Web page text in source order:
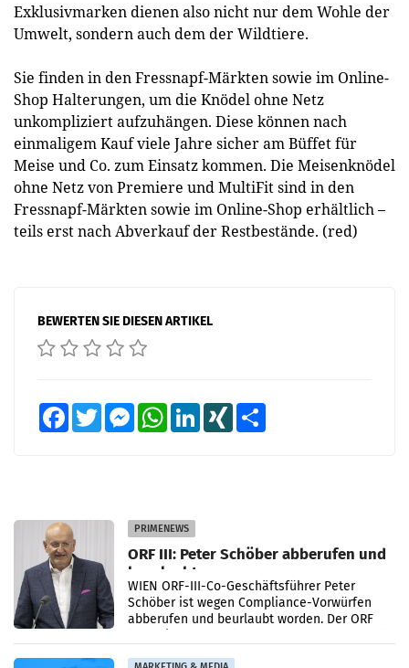
Exklusivmarken dienen also nicht nur dem Wohle der
Umwelt, sondern auch dem der Wildtiere.
Sie finden in den Fressnapf-Märkten sowie im Online-
Shop Halterungen, um die Knödel ohne Netz
unkompliziert aufzuhängen. Diese können nach
einmaligem Kauf viele Jahre sicher am Büffet für
Meise und Co. zum Einsatz kommen. Die Meisenknödel
ohne Netz von Premiere und MultiFit sind in den
Fressnapf-Märkten sowie im Online-Shop erhältlich –
teils erst nach Abverkauf der Restbestände. (red)
BEWERTEN SIE DIESEN ARTIKEL
FacebookTwitter MessengerWhatsAppLinkedInXING
PRIMENEWS
ORF III: Peter Schöber abberufen und
beurlaubt
WIEN ORF-III-Co-Geschäftsführer Peter
Schöber ist wegen Compliance-Vorwürfen
abberufen und beurlaubt worden. Der ORF